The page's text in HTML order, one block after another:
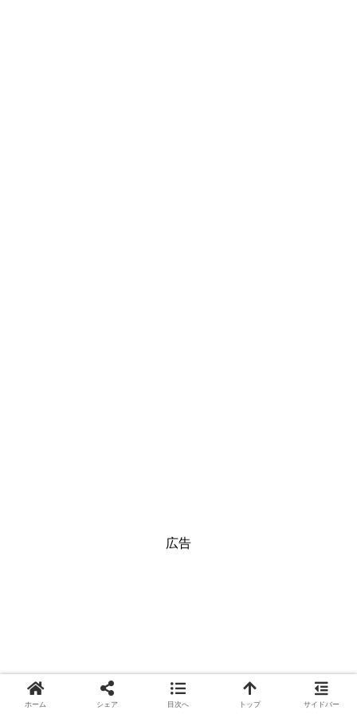
広告
ホーム シェア 目次へ トップ サイドバー